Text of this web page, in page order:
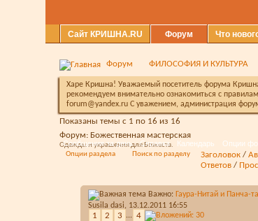
Сайт КРИШНА.RU Форум
Сообщения за день Справка Календарь Опции
Что
Форум ФИЛОСОФИЯ И КУЛЬТУРА
Харе Кришна! Уважаемый посетитель форума
рекомендуем внимательно ознакомиться с
forum@yandex.ru С уважением, администрация
Показаны темы с 1 по 16 из 16
Форум: Божественная мастерская
Одежды и украшения для Божеств.
Опции раздела
Поиск по разделу Заголовок /
Ответов /
Важно: Гаура-Нитай и Панча-
Susila dasi, 13.12.2011 16:55
1 2 3 ... 4